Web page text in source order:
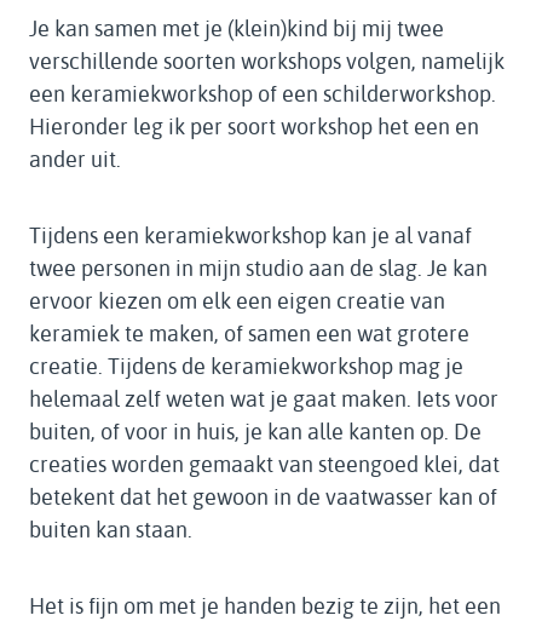
Je kan samen met je (klein)kind bij mij twee
verschillende soorten workshops volgen, namelijk
een keramiekworkshop of een schilderworkshop.
Hieronder leg ik per soort workshop het een en
ander uit.
Tijdens een keramiekworkshop kan je al vanaf
twee personen in mijn studio aan de slag. Je kan
ervoor kiezen om elk een eigen creatie van
keramiek te maken, of samen een wat grotere
creatie. Tijdens de keramiekworkshop mag je
helemaal zelf weten wat je gaat maken. Iets voor
buiten, of voor in huis, je kan alle kanten op. De
creaties worden gemaakt van steengoed klei, dat
betekent dat het gewoon in de vaatwasser kan of
buiten kan staan.
Het is fijn om met je handen bezig te zijn, het een